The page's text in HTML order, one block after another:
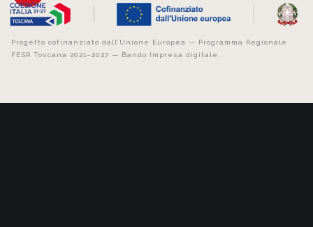
Progetto cofinanziato dall’Unione Europea — Programma Regionale
FESR Toscana 2021–2027 — Bando Impresa digitale.